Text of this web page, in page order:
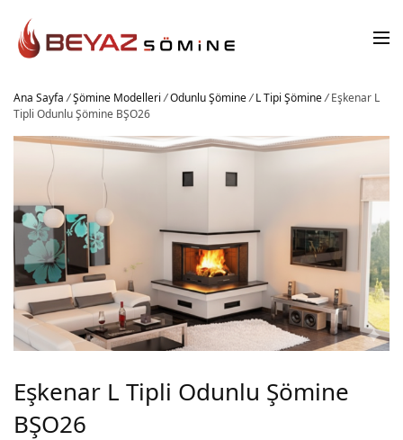
Ana Sayfa /Şömine Modelleri /Odunlu Şömine/ L Tipi Şömine/Eşkenar L
Tipli Odunlu Şömine BŞO26
Eşkenar L Tipli Odunlu Şömine
BŞO26